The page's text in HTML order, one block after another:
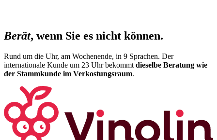
Berät, wenn Sie es nicht können.
Rund um die Uhr, am Wochenende, in 9 Sprachen. Der
internationale Kunde um 23 Uhr bekommt dieselbe Beratung wie
der Stammkunde im Verkostungsraum.